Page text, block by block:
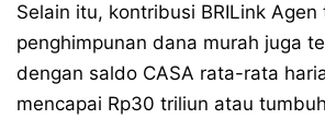
Selain itu, kontribusi BRILink
penghimpunan dana murah juga
dengan saldo CASA rata-rata
mencapai Rp30 triliun atau